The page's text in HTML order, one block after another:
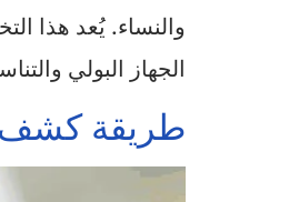
والنساء. يُعد هذا
الجهاز البولي
طريقة كشف